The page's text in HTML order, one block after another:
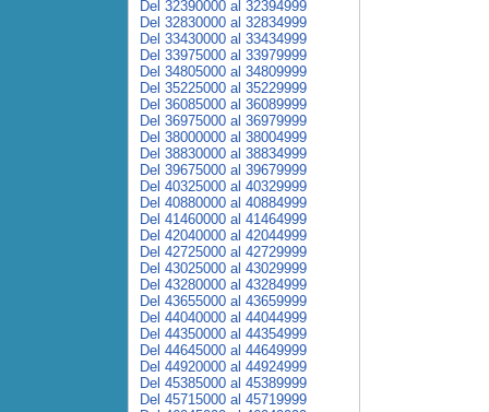
Del 32390000 al 32394999
Del 32830000 al 32834999
Del 33430000 al 33434999
Del 33975000 al 33979999
Del 34805000 al 34809999
Del 35225000 al 35229999
Del 36085000 al 36089999
Del 36975000 al 36979999
Del 38000000 al 38004999
Del 38830000 al 38834999
Del 39675000 al 39679999
Del 40325000 al 40329999
Del 40880000 al 40884999
Del 41460000 al 41464999
Del 42040000 al 42044999
Del 42725000 al 42729999
Del 43025000 al 43029999
Del 43280000 al 43284999
Del 43655000 al 43659999
Del 44040000 al 44044999
Del 44350000 al 44354999
Del 44645000 al 44649999
Del 44920000 al 44924999
Del 45385000 al 45389999
Del 45715000 al 45719999